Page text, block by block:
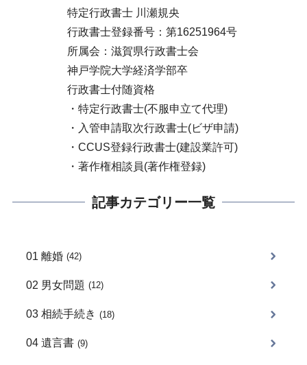
特定行政書士 川瀬規央
行政書士登録番号：第16251964号
所属会：滋賀県行政書士会
神戸学院大学経済学部卒
行政書士付随資格
・特定行政書士(不服申立て代理)
・入管申請取次行政書士(ビザ申請)
・CCUS登録行政書士(建設業許可)
・著作権相談員(著作権登録)
記事カテゴリー一覧
01 離婚 (42)
02 男女問題 (12)
03 相続手続き (18)
04 遺言書 (9)